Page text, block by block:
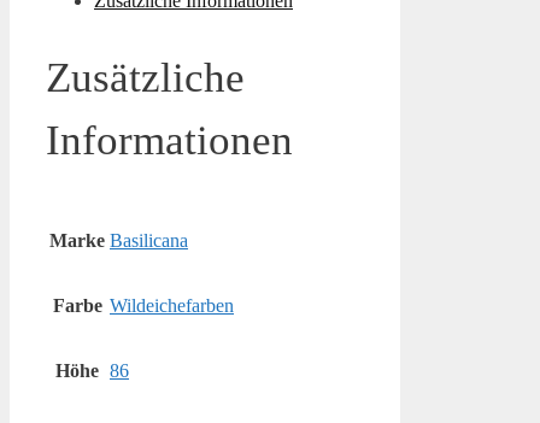
Zusätzliche
Informationen
Marke Basilicana
Farbe Wildeichefarben
Höhe 86